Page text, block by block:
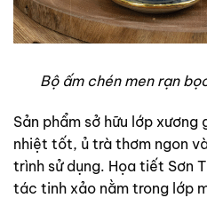
Bộ ấm chén men rạn
Sản phẩm sở hữu lớp xương
nhiệt tốt, ủ trà thơm ngon
trình sử dụng. Họa tiết Sơn
tác tinh xảo nằm trong lớp